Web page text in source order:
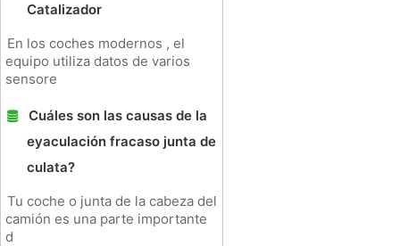
Catalizador
En los coches modernos , el
equipo utiliza datos de varios
sensore
Cuáles son las causas de la
eyaculación fracaso junta de
culata?
Tu coche o junta de la cabeza del
camión es una parte importante
d